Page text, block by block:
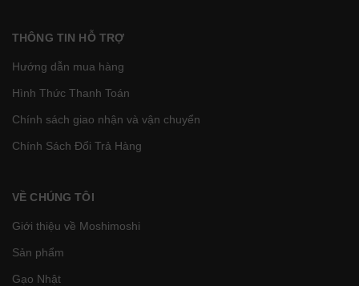
THÔNG TIN HỖ TRỢ
Hướng dẫn mua hàng
Hình Thức Thanh Toán
Chính sách giao nhận và vận chuyển
Chính Sách Đổi Trả Hàng
VỀ CHÚNG TÔI
Giới thiệu về Moshimoshi
Sản phẩm
Gạo Nhật